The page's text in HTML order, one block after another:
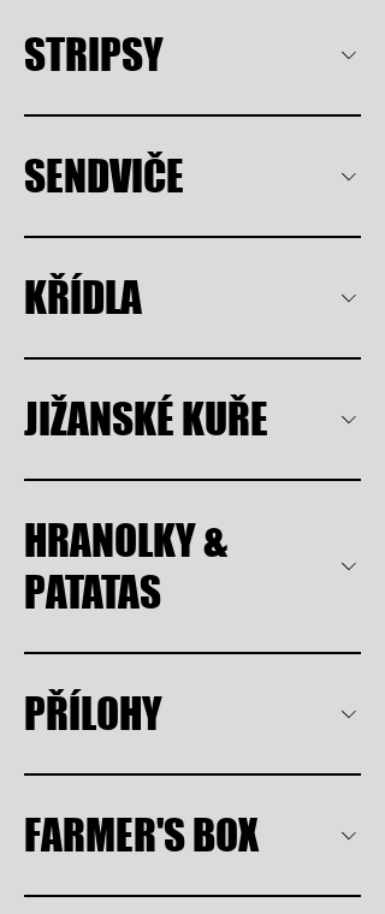
STRIPSY
SENDVIČE
KŘÍDLA
JIŽANSKÉ KUŘE
HRANOLKY &
PATATAS
PŘÍLOHY
FARMER'S BOX